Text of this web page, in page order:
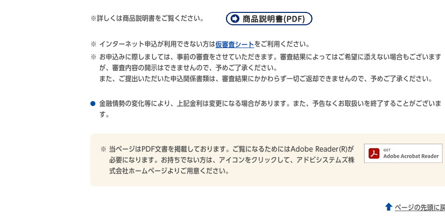
※詳しくは商品説明書をご覧ください。
インターネット申込が利用できない方は仮審査シートをご利用ください。
お申込みに際しましては、事前の審査をさせていただきます。審査結果によってはご希望に添えない場合もございます
が、審査内容の開示はできませんので、予めご了承ください。
また、ご提出いただいた申込関係書類は、審査結果にかかわらず一切ご返却できませんので、予めご了承ください。
金融情勢の変化等により、上記金利は変更になる場合があります。また、予告なくお取扱いを終了することがございま
す。
当ページはPDF文書を掲載しております。ご覧になるためにはAdobe Reader(R)が
必要になります。お持ちでない方は、アイコンをクリックして、アドビシステムズ株
式会社ホームページよりご用意ください。
ページの先頭に